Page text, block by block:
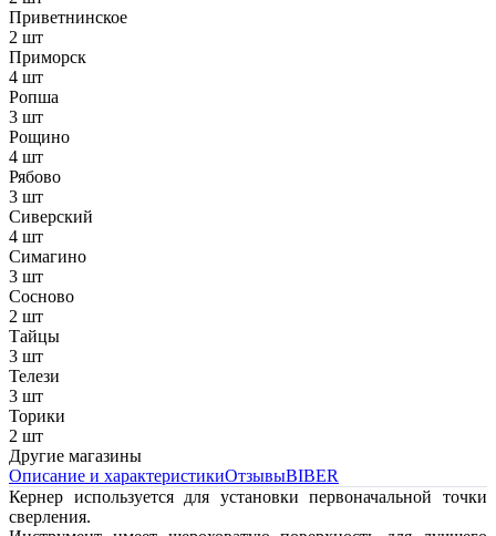
Приветнинское
2 шт
Приморск
4 шт
Ропша
3 шт
Рощино
4 шт
Рябово
3 шт
Сиверский
4 шт
Симагино
3 шт
Сосново
2 шт
Тайцы
3 шт
Телези
3 шт
Торики
2 шт
Другие магазины
Описание и характеристикиОтзывыBIBER
Кернер используется для установки первоначальной точки
сверления.